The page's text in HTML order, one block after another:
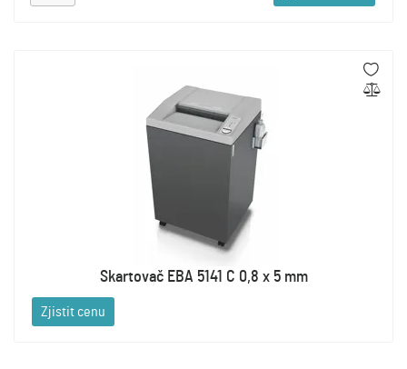
Skartovač EBA 5141 C 0,8 x 5 mm
Zjistit cenu